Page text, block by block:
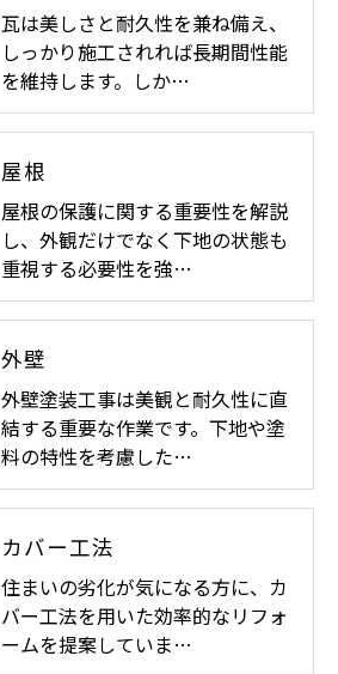
瓦は美しさと耐久性を兼ね備え、
しっかり施工されれば長期間性能
を維持します。しか…
屋根
屋根の保護に関する重要性を解説
し、外観だけでなく下地の状態も
重視する必要性を強…
外壁
外壁塗装工事は美観と耐久性に直
結する重要な作業です。下地や塗
料の特性を考慮した…
カバー工法
住まいの劣化が気になる方に、カ
バー工法を用いた効率的なリフォ
ームを提案していま…